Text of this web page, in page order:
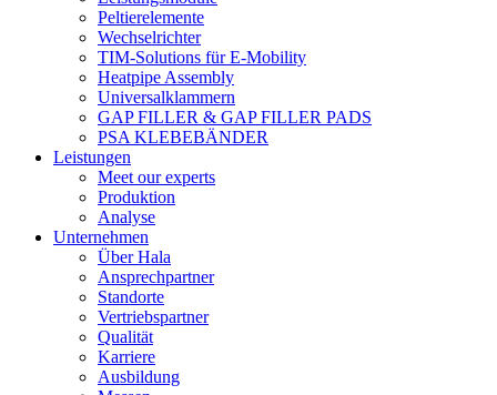
Peltierelemente
Wechselrichter
TIM-Solutions für E-Mobility
Heatpipe Assembly
Universalklammern
GAP FILLER & GAP FILLER PADS
PSA KLEBEBÄNDER
Leistungen
Meet our experts
Produktion
Analyse
Unternehmen
Über Hala
Ansprechpartner
Standorte
Vertriebspartner
Qualität
Karriere
Ausbildung